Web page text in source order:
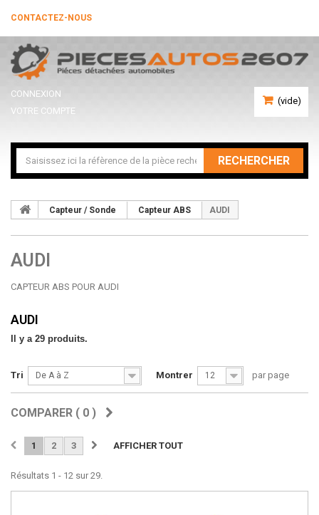
CONTACTEZ-NOUS
(vide)
CONNEXION
VOTRE COMPTE
RECHERCHER
Capteur / Sonde Capteur ABS AUDI
AUDI
CAPTEUR ABS POUR AUDI
AUDI
Il y a 29 produits.
Tri De A à Z Montrer 12 par page
COMPARER ( 0 )
AFFICHER TOUT
1 2 3
Résultats 1 - 12 sur 29.